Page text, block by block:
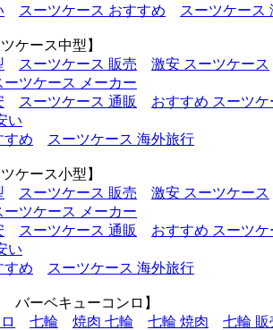
スーツケース おすすめ スーツケース
ケース中型】
スーツケース 販売
激安 スーツケース
ーツケース メーカー
スーツケース 通販
おすすめ スーツケ
い
すめ
スーツケース 海外旅行
ケース小型】
スーツケース 販売
激安 スーツケース
ーツケース メーカー
スーツケース 通販
おすすめ スーツケ
い
すめ
スーツケース 海外旅行
バーベキューコンロ】
七輪 焼肉 七輪 七輪 焼肉 七輪 販